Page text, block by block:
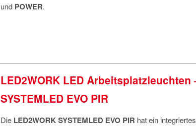
und POWER.
LED2WORK LED Arbeitsplatzleuchten
SYSTEMLED EVO PIR
Die LED2WORK SYSTEMLED EVO PIR hat ein integriertes